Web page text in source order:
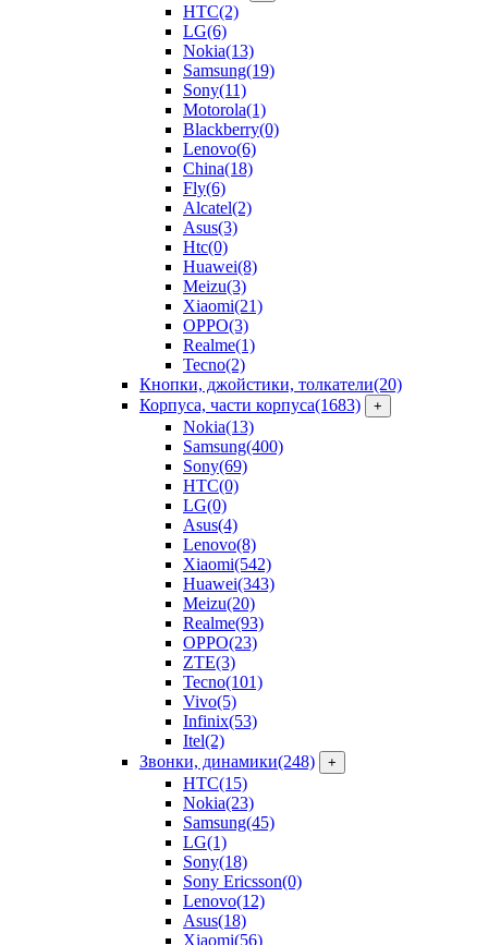
HTC(2)
LG(6)
Nokia(13)
Samsung(19)
Sony(11)
Motorola(1)
Blackberry(0)
Lenovo(6)
China(18)
Fly(6)
Alcatel(2)
Asus(3)
Htc(0)
Huawei(8)
Meizu(3)
Xiaomi(21)
OPPO(3)
Realme(1)
Tecno(2)
Кнопки, джойстики, толкатели(20)
Корпуса, части корпуса(1683) +
Nokia(13)
Samsung(400)
Sony(69)
HTC(0)
LG(0)
Asus(4)
Lenovo(8)
Xiaomi(542)
Huawei(343)
Meizu(20)
Realme(93)
OPPO(23)
ZTE(3)
Tecno(101)
Vivo(5)
Infinix(53)
Itel(2)
Звонки, динамики(248) +
HTC(15)
Nokia(23)
Samsung(45)
LG(1)
Sony(18)
Sony Ericsson(0)
Lenovo(12)
Asus(18)
Xiaomi(56)